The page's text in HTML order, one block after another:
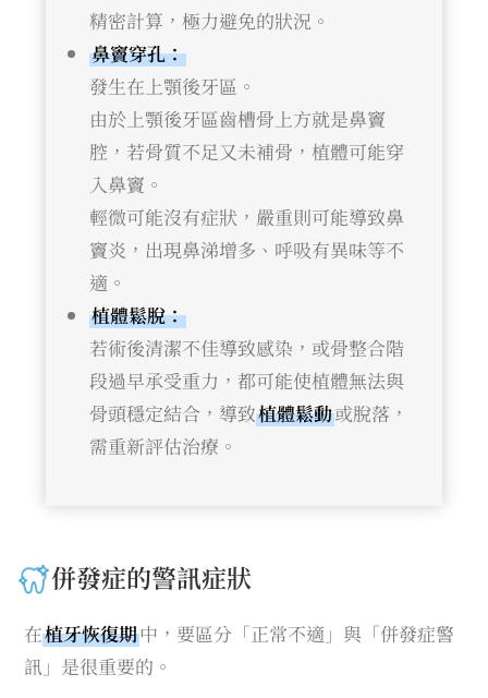
精密計算，極力避免的狀況。
鼻竇穿孔：
發生在上顎後牙區。
由於上顎後牙區齒槽骨上方就是鼻竇
腔，若骨質不足又未補骨，植體可能穿
入鼻竇。
輕微可能沒有症狀，嚴重則可能導致鼻
竇炎，出現鼻涕增多、呼吸有異味等不
適。
植體鬆脫：
若術後清潔不佳導致感染，或骨整合階
段過早承受重力，都可能使植體無法與
骨頭穩定結合，導致植體鬆動或脫落，
需重新評估治療。
併發症的警訊症狀
在植牙恢復期中，要區分「正常不適」與「併發症警
訊」是很重要的。